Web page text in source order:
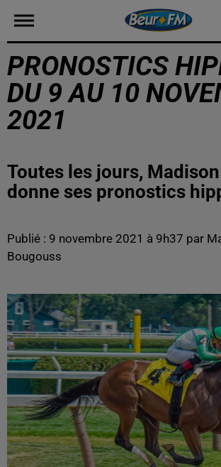
PRONOSTICS
DU 9 AU 10
2021
Toutes les jours,
donne ses pronostics
Publié : 9 novembre 2021 à 9h37 par
Bougouss